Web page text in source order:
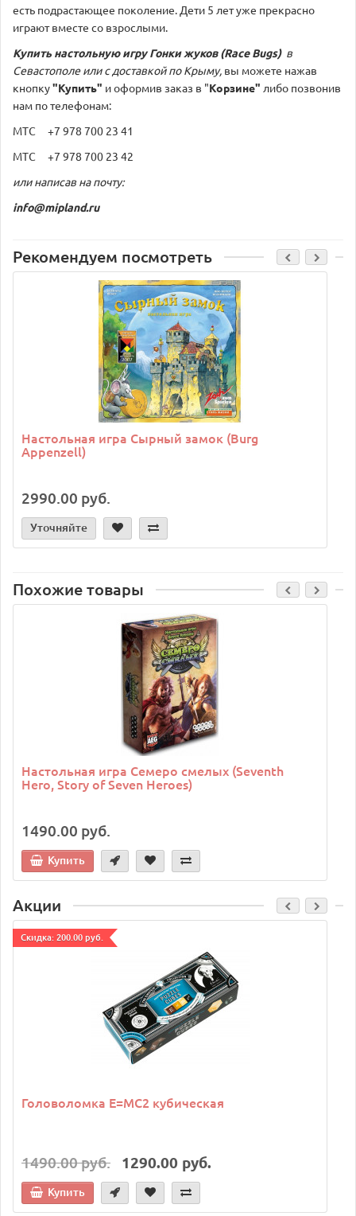
есть подрастающее поколение. Дети 5 лет уже прекрасно
играют вместе со взрослыми.
Купить настольную игру Гонки жуков (Race Bugs) в
Севастополе или с доставкой по Крыму, вы можете нажав
кнопку"Купить" и оформив заказ в "Корзине" либо позвонив
нам по телефонам:
МТС +7 978 700 23 41
МТС +7 978 700 23 42
или написав на почту:
info@mipland.ru
Рекомендуем посмотреть
Настольная игра Сырный замок (Burg
Appenzell)
2990.00 руб.
Уточняйте
Похожие товары
Настольная игра Семеро смелых (Seventh
Hero, Story of Seven Heroes)
1490.00 руб.
Купить
Акции
Cкидка: 200.00 руб.
Головоломка E=MC2 кубическая
1490.00 руб. 1290.00 руб.
Купить